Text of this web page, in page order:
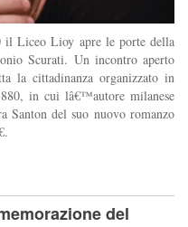
il Liceo Lioy apre le porte della
Scurati. Un incontro aperto
la cittadinanza organizzato in
in cui lâ€™autore milanese
Santon del suo nuovo romanzo
del